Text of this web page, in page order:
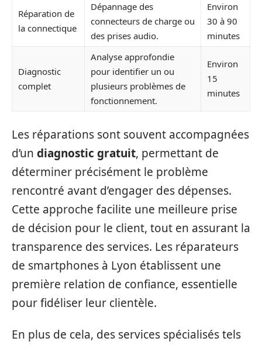
Réparation de
la connectique
Dépannage des
connecteurs de charge ou
des prises audio.
Environ
30 à 90
minutes
Diagnostic
complet
Analyse approfondie
pour identifier un ou
plusieurs problèmes de
fonctionnement.
Environ
15
minutes
Les réparations sont souvent accompagnées
d’un diagnostic gratuit, permettant de
déterminer précisément le problème
rencontré avant d’engager des dépenses.
Cette approche facilite une meilleure prise
de décision pour le client, tout en assurant la
transparence des services. Les réparateurs
de smartphones à Lyon établissent une
première relation de confiance, essentielle
pour fidéliser leur clientèle.
En plus de cela, des services spécialisés tels